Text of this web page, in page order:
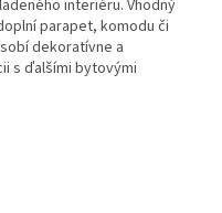
interiéru. Vhodný
parapet, komodu či
dekoratívne a
s ďalšími bytovými